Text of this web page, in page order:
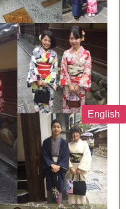
English